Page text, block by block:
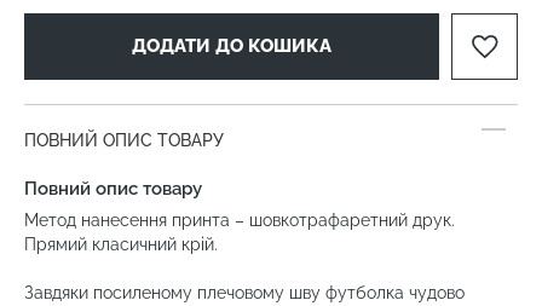
ДОДАТИ ДО КОШИКА
ПОВНИЙ ОПИС ТОВАРУ
Повний опис товару
Метод нанесення принта – шовкотрафаретний друк.
Прямий класичний крій.
Завдяки посиленому плечовому шву футболка чудово